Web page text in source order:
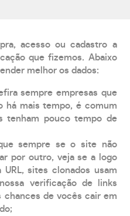
acesso ou cadastro a
que fizemos. Abaixo
melhor os dados:
sempre empresas que
há mais tempo, é comum
tenham pouco tempo de
sempre se o site não
por outro, veja se a logo
sites clonados usam
verificação de links
chances de vocês cair em